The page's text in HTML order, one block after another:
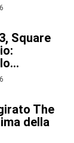
Square
The
della